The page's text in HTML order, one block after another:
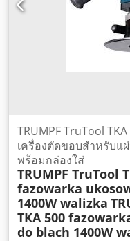
TRUMPF TruTool
เครื่องตัดขอบสำหรับแ
พร้อมกล่องใส่
TRUMPF TruTool
fazowarka
1400W walizka
TKA 500
do blach 1400W